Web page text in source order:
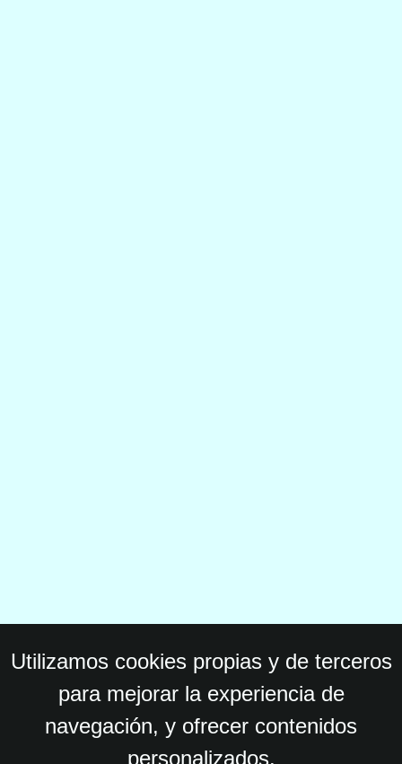
Utilizamos cookies propias y de terceros
para mejorar la experiencia de
navegación, y ofrecer contenidos
personalizados.